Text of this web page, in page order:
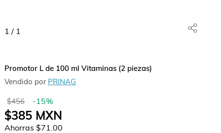
1 / 1
Promotor L de 100 ml Vitaminas (2 piezas)
Vendido por PRINAG
$456 -15%
$385MXN
Ahorras $71.00